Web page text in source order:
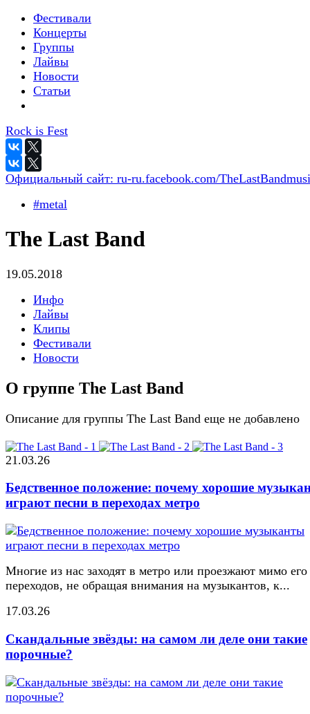
Фестивали
Концерты
Группы
Лайвы
Новости
Статьи
Rock is Fest
Официальный сайт: ru-ru.facebook.com/
#metal
The Last Band
19.05.2018
Инфо
Лайвы
Клипы
Фестивали
Новости
О группе The Last Band
Описание для группы The Last Band еще не добавлено
21.03.26
Бедственное положение: почему хорошие
играют песни в переходах метро
Многие из нас заходят в метро или проезжают мимо его
переходов, не обращая внимания на музыкантов, к...
17.03.26
Скандальные звёзды: на самом ли деле они такие
порочные?